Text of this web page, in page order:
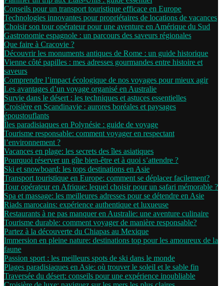
Conseils pour un transport touristique efficace en Europe
Technologies innovantes pour propriétaires de locations de vacances
Choisir son tour opérateur pour une aventure en Amérique du Sud
Gastronomie espagnole : un parcours des saveurs régionales
Que faire à Cracovie ?
Découvrir les monuments antiques de Rome : un guide historique
Vienne côté papilles : mes adresses gourmandes entre histoire et
saveurs
Comprendre l’impact écologique de nos voyages pour mieux agir
Les avantages d’un voyage organisé en Australie
Survie dans le désert : les techniques et astuces essentielles
Croisière en Scandinavie : aurores boréales et paysages
époustouflants
Îles paradisiaques en Polynésie : guide de voyage
Tourisme responsable: comment voyager en respectant
l’environnement ?
Vacances en plage: les secrets des îles asiatiques
Pourquoi réserver un gîte bien-être et à quoi s’attendre ?
Ski et snowboard: les tops destinations en Asie
Transport touristique en Europe: comment se déplacer facilement?
Tour opérateur en Afrique: lequel choisir pour un safari mémorable ?
Spa et massage: les meilleures adresses pour se détendre en Asie
Riads marocains: expérience authentique et luxueuse
Restaurants à ne pas manquer en Australie: une aventure culinaire
Tourisme durable: comment voyager de manière responsable?
Partez à la découverte du Chiapas au Mexique
Immersion en pleine nature: destinations top pour les amoureux de la
faune
Passion sport : les meilleurs spots de ski dans le monde
Plages paradisiaques en Asie: où trouver le soleil et le sable fin
Traversée du désert: conseils pour une expérience inoubliable